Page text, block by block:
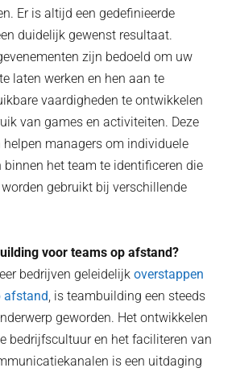
Er is altijd een gedefinieerde
duidelijk gewenst resultaat.
zijn bedoeld om uw
laten werken en hen aan te
vaardigheden te ontwikkelen
van games en activiteiten. Deze
helpen managers om individuele
binnen het team te identificeren die
gebruikt bij verschillende
voor teams op afstand?
bedrijven geleidelijkoverstappen
afstand, is teambuilding een steeds
geworden. Het ontwikkelen
bedrijfscultuur en het faciliteren van
is een uitdaging